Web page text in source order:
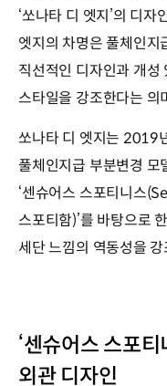
‘쏘나타 디 엣지’의 디
엣지의 차명은 풀체인지
직선적인 디자인과 개성
스타일을 강조한다는 의
쏘나타 디 엣지는 2019
풀체인지급 부분변경 모
‘센슈어스 스포티니스
스포티함)’를 바탕으로
세단 느낌의 역동성을
‘센슈어스 스포
외관 디자인